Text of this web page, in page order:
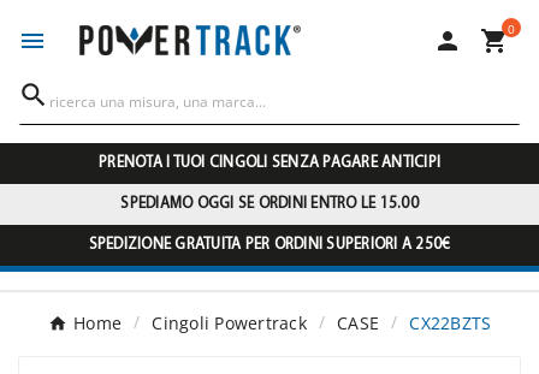
  0

PRENOTA I TUOI CINGOLI SENZA PAGARE ANTICIPI
SPEDIAMO OGGI SE ORDINI ENTRO LE 15.00
SPEDIZIONE GRATUITA PER ORDINI SUPERIORI A 250€
Home Cingoli Powertrack CASE CX22BZTS